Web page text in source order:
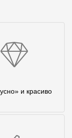
и красиво